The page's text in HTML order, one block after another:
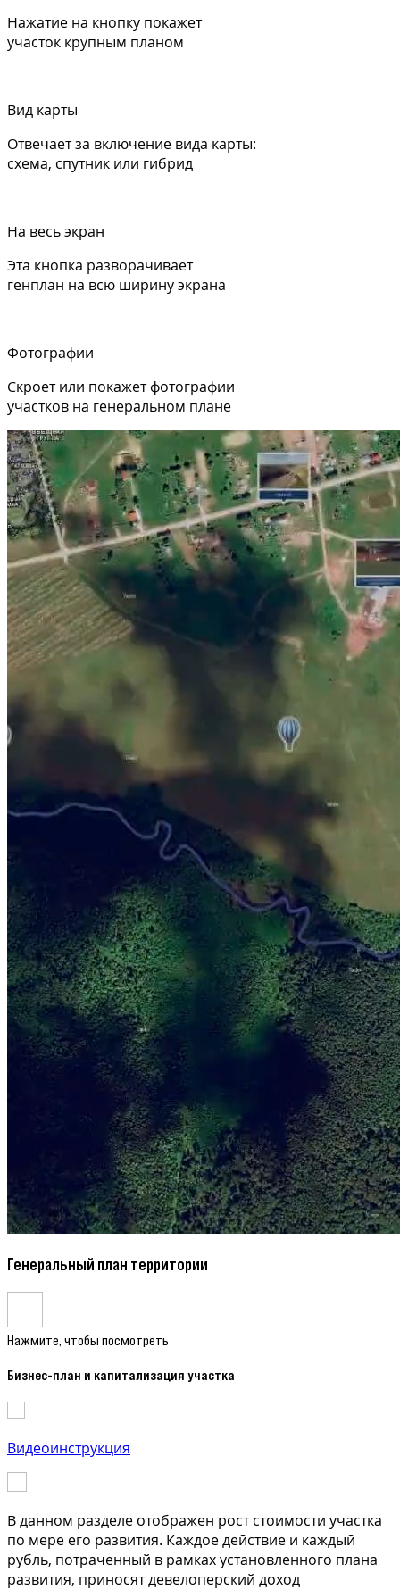
Нажатие на кнопку покажет
участок крупным планом
Вид карты
Отвечает за включение вида карты:
схема, спутник или гибрид
На весь экран
Эта кнопка разворачивает
генплан на всю ширину экрана
Фотографии
Скроет или покажет фотографии
участков на генеральном плане
Генеральный план территории
Нажмите, чтобы посмотреть
Бизнес-план и капитализация участка
Видеоинструкция
В данном разделе отображен рост стоимости участка
по мере его развития. Каждое действие и каждый
рубль, потраченный в рамках установленного плана
развития, приносят девелоперский доход